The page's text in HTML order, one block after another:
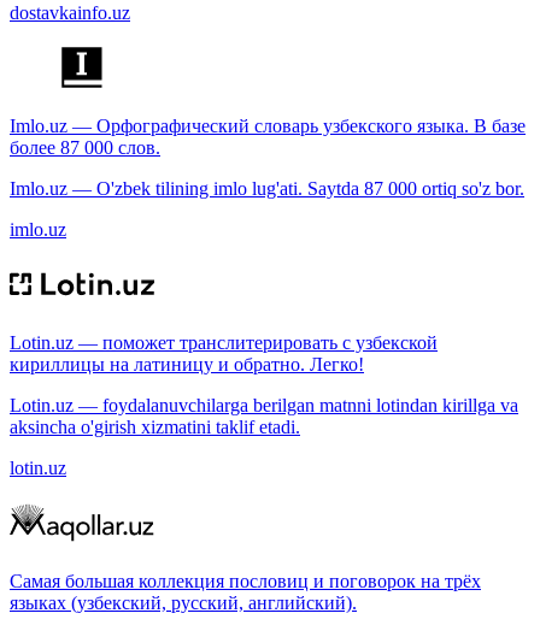
dostavkainfo.uz
Imlo.uz — Орфографический словарь узбекского языка. В базе
более 87 000 слов.
Imlo.uz — O'zbek tilining imlo lug'ati. Saytda 87 000 ortiq so'z bor.
imlo.uz
Lotin.uz — поможет транслитерировать с узбекской
кириллицы на латиницу и обратно. Легко!
Lotin.uz — foydalanuvchilarga berilgan matnni lotindan kirillga va
aksincha o'girish xizmatini taklif etadi.
lotin.uz
Самая большая коллекция пословиц и поговорок на трёх
языках (узбекский, русский, английский).